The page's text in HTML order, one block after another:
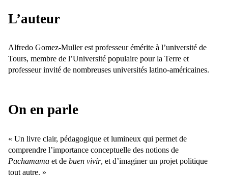
L’auteur
Alfredo Gomez-Muller est professeur émérite à l’université de
Tours, membre de l’Université populaire pour la Terre et
professeur invité de nombreuses universités latino-américaines.
On en parle
« Un livre clair, pédagogique et lumineux qui permet de
comprendre l’importance conceptuelle des notions de
Pachamama et de buen vivir, et d’imaginer un projet politique
tout autre. »